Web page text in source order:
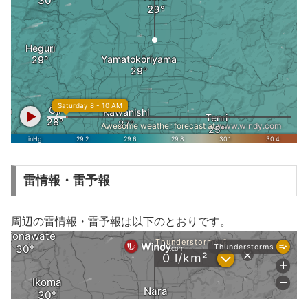
雷情報・雷予報
周辺の雷情報・雷予報は以下のとおりです。